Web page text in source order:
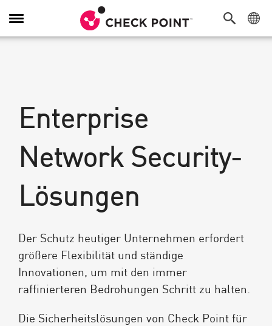
Navigation
umschalten
Enterprise
Network Security-
Lösungen
Der Schutz heutiger Unternehmen erfordert
größere Flexibilität und ständige
Innovationen, um mit den immer
raffinierteren Bedrohungen Schritt zu halten.
Die Sicherheitslösungen von Check Point für